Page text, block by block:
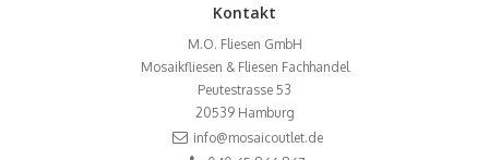
Kontakt
M.O. Fliesen GmbH
Mosaikfliesen & Fliesen Fachhandel
Peutestrasse 53
20539 Hamburg
info@mosaicoutlet.de